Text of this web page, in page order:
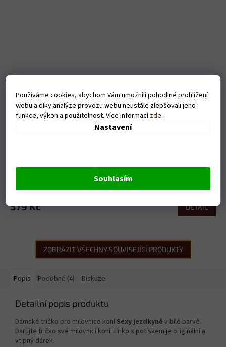
Používáme cookies, abychom Vám umožnili pohodlné prohlížení
webu a díky analýze provozu webu neustále zlepšovali jeho
funkce, výkon a použitelnost. Více informacízde.
Nastavení
Souhlasím
379 Kč DETAIL
ZOBRAZIT VŠECHNY SOUVISEJÍCÍ PRODUKTY
Popis Podobné (4) Diskuze
Detailní popis produktu
Dámské tričko pro milovnice koní Sexy jezdkyně v bílé barvě.
Darujte tričko své milovnici koní. Triko s potiskem je originální a
vtipný dárek.